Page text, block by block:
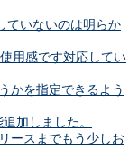
ていないのは明らか
用感です対応してい
かを指定できるよう
加しました。
ースまでもう少しお